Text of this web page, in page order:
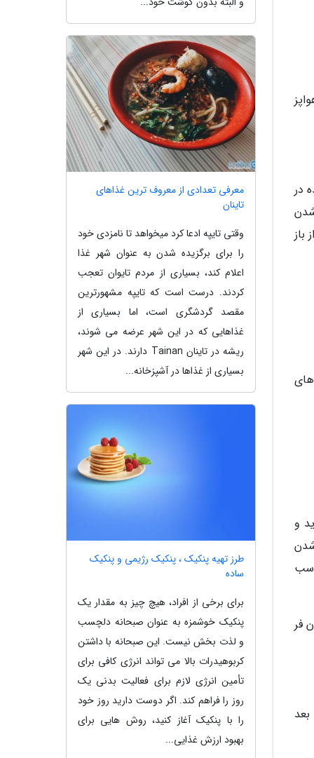
در
شدن
باز
های
و
شدن
برای 3 الی 5 دقیقه درون فر
هواپز را روشن کنید. 8 الی 9 دقیقه بعد
معرفی تعدادی از معروف ترین غذاهای
تاینان
وقتی تایپه ادعا کرد میخواهد تا نامزدی خود
را برای برگزیده شدن به عنوان شهر غذا
اعلام کند، بسیاری از مردم تایوان تعجب
کردند. درست است که تایپه مشهورترین
مقصد گردشگری است، اما بسیاری از
غذاهایی که در این شهر عرضه می شوند،
ریشه در تاینان Tainan دارند. در این شهر
بسیاری از غذاها در آشپزخانه...
طرز تهیه پنکیک ، پنکیک رژیمی و پنکیک
ساده
برای برخی از افراد، هیچ چیز به مقدار یک
پنکیک خوشمزه به عنوان صبحانه دلچسب
و لذت بخش نیست. این صبحانه با داشتن
کربوهیدرات بالا می تواند انرژی کافی برای
تأمین انرژی لازم برای فعالیت بدنی یک
روز را فراهم کند. اگر دوست دارید روز خود
را با پنکیک آغاز کنید، روش هایی برای
بهبود ارزش غذایی...